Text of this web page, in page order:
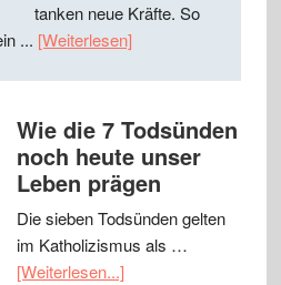
tanken neue Kräfte. So
... [Weiterlesen]
Wie die 7 Todsünden
noch heute unser
Leben prägen
Die sieben Todsünden gelten
im Katholizismus als …
[Weiterlesen...]